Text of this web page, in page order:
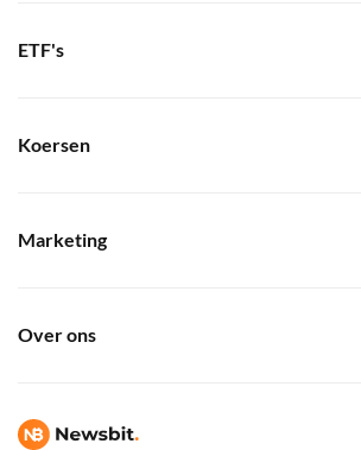
ETF's
Koersen
Marketing
Over ons